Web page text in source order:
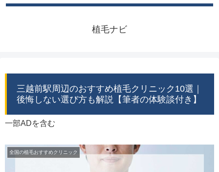
植毛ナビ
三越前駅周辺のおすすめ植毛クリニック10選｜
後悔しない選び方も解説【筆者の体験談付き】
一部ADを含む
全国の植毛おすすめクリニック